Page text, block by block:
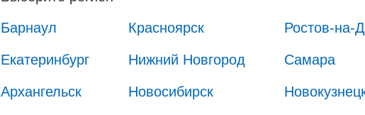
Барнаул
Красноярск Ростов-на-
Екатеринбург Нижний Новгород Самара
Архангельск Новосибирск